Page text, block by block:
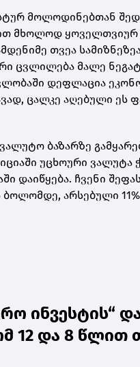
მოლოდინებთან
მხოლოდ
თვეა
ცვლილება მალე
დეფლაცია
ცალკე აღებული
ბაზარზე
უცხოური
დაიწყება. ჩვენი
არსებული
ინვესტის“
12 და 8 წლით